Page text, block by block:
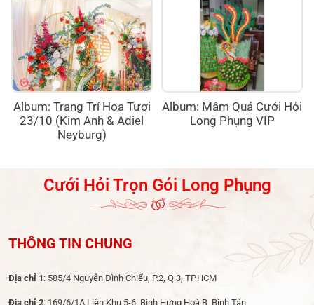
Album: Trang Trí Hoa Tươi
23/10 (Kim Anh & Adiel
Neyburg)
Album: Mâm Quả Cưới Hỏi
Long Phụng VIP
Cưới Hỏi Trọn Gói Long Phụng
THÔNG TIN CHUNG
Địa chỉ 1 : 585/4 Nguyễn Đình Chiểu, P.2, Q.3, TP.HCM
Địa chỉ 2: 169/6/1A Liên Khu 5-6, Bình Hưng Hoà B, Bình Tân